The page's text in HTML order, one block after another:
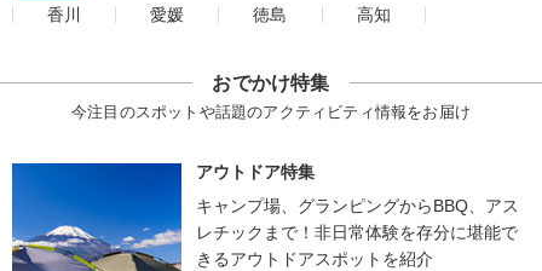
香川
愛媛 徳島 高知
おでかけ特集
今注目のスポットや話題のアクティビティ情報をお届け
アウトドア特集
キャンプ場、グランピングからBBQ、アス
レチックまで！非日常体験を存分に堪能で
きるアウトドアスポットを紹介